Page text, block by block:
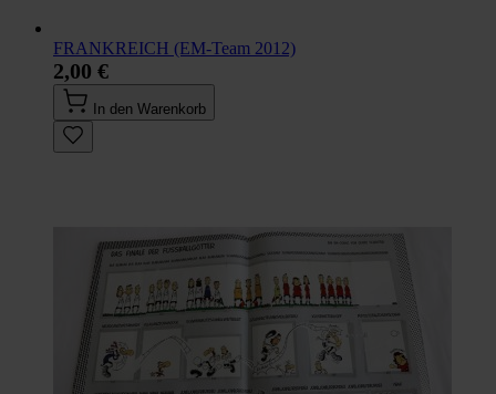
FRANKREICH (EM-Team 2012)
2,00 €
In den Warenkorb